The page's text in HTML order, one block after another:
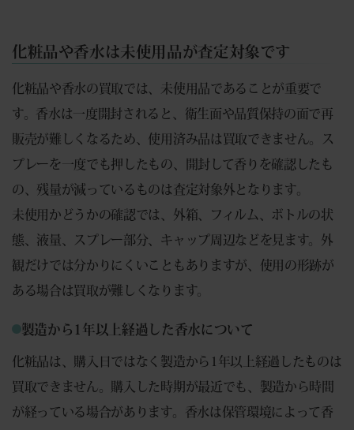
化粧品や香水は未使用品が査定対象です
化粧品や香水の買取では、未使用品であることが重要で
す。香水は一度開封されると、衛生面や品質保持の面で再
販売が難しくなるため、使用済み品は買取できません。ス
プレーを一度でも押したもの、開封して香りを確認したも
の、残量が減っているものは査定対象外となります。
未使用かどうかの確認では、外箱、フィルム、ボトルの状
態、液量、スプレー部分、キャップ周辺などを見ます。外
観だけでは分かりにくいこともありますが、使用の形跡が
ある場合は買取が難しくなります。
製造から1年以上経過した香水について
化粧品は、購入日ではなく製造から1年以上経過したものは
買取できません。購入した時期が最近でも、製造から時間
が経っている場合があります。香水は保管環境によって香